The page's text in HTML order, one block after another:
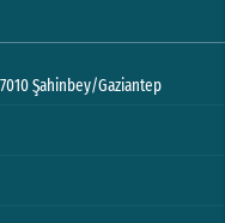
Şahinbey/Gaziantep